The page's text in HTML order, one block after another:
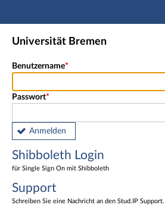
Hauptnavigation
Shibboleth Login
Universität Bremen
Benutzername
Passwort
Anmelden
Shibboleth Login
für Single Sign On mit Shibboleth
Support
Schreiben Sie eine Nachricht an den Stud.IP Support.